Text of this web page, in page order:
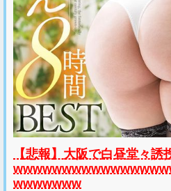
【悲報】大阪で白昼堂々誘
wwwwwww